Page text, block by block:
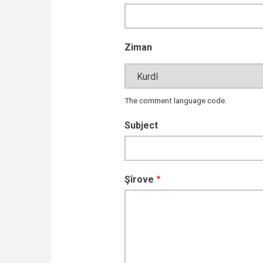
Ziman
The comment language code.
Subject
Şîrove